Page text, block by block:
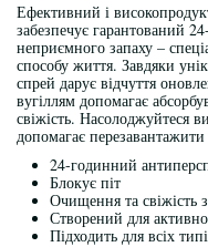
Ефективний і
забезпечує гарантований
неприємного запаху –
способу життя. Завдяки
спрей дарує відчуття
вугіллям допомагає
свіжість. Насолоджуйтеся
допомагає
24-годинний
Блокує піт
Очищення та свіжість
Створений для
Підходить для всіх